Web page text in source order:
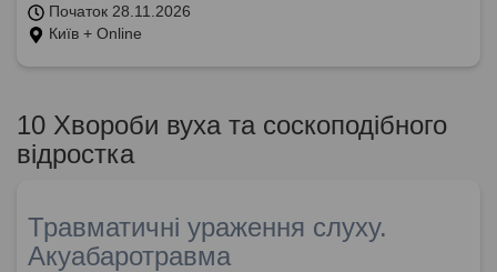
Початок 28.11.2026
Київ + Online
10 Хвороби вуха та соскоподібного
відростка
Травматичні ураження слуху.
Акуабаротравма